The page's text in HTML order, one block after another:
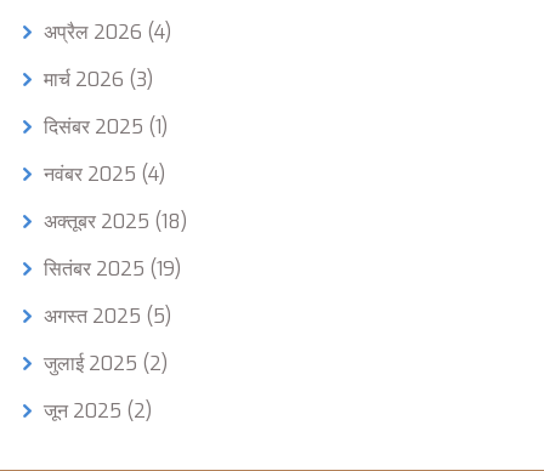
अप्रैल 2026 (4)
मार्च 2026 (3)
दिसंबर 2025 (1)
नवंबर 2025 (4)
अक्तूबर 2025 (18)
सितंबर 2025 (19)
अगस्त 2025 (5)
जुलाई 2025 (2)
जून 2025 (2)